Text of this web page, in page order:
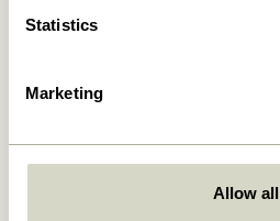
Statistics
Marketing
Allow all
clair